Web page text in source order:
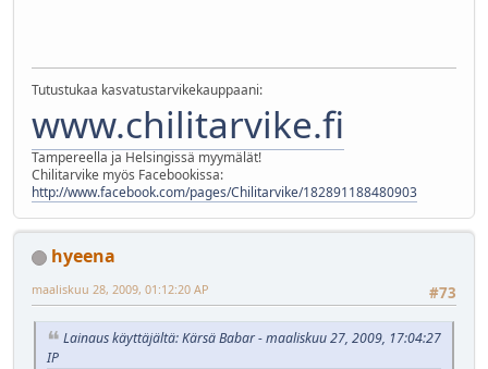
Tutustukaa kasvatustarvikekauppaani:
www.chilitarvike.fi
Tampereella ja Helsingissä myymälät!
Chilitarvike myös Facebookissa:
http://www.facebook.com/pages/Chilitarvike/182891188480903
hyeena
#73
maaliskuu 28, 2009, 01:12:20 AP
Lainaus käyttäjältä: Kärsä Babar - maaliskuu 27, 2009, 17:04:27
IP